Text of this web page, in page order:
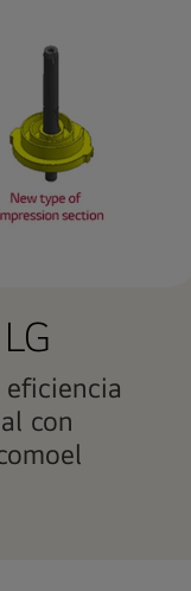
con